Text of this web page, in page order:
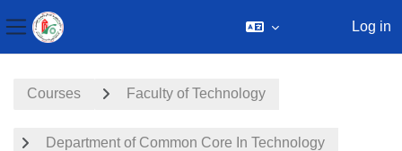
Side panel
Log in
Courses Faculty of Technology
Department of Common Core In Technology